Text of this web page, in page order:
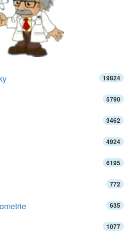
19824
5790
3462
4924
6195
772
635
1077